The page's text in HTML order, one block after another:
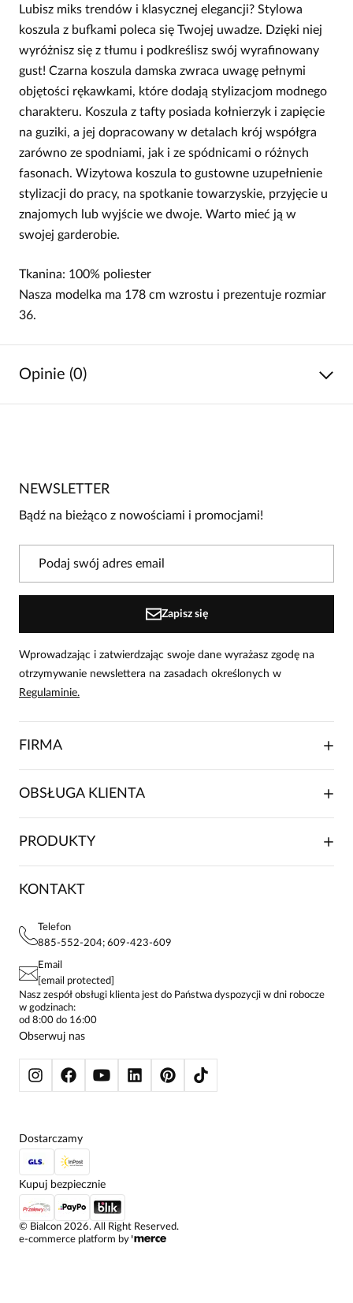
Lubisz miks trendów i klasycznej elegancji? Stylowa
koszula z bufkami poleca się Twojej uwadze. Dzięki niej
wyróżnisz się z tłumu i podkreślisz swój wyrafinowany
gust! Czarna koszula damska zwraca uwagę pełnymi
objętości rękawkami, które dodają stylizacjom modnego
charakteru. Koszula z tafty posiada kołnierzyk i zapięcie
na guziki, a jej dopracowany w detalach krój współgra
zarówno ze spodniami, jak i ze spódnicami o różnych
fasonach. Wizytowa koszula to gustowne uzupełnienie
stylizacji do pracy, na spotkanie towarzyskie, przyjęcie u
znajomych lub wyjście we dwoje. Warto mieć ją w
swojej garderobie.
Tkanina: 100% poliester
Nasza modelka ma 178 cm wzrostu i prezentuje rozmiar
36.
Opinie (0)
Bądź pierwszą osobą, która podzieli się opinią o tym
W naszej witrynie opinie mogą dodawać tylko
NEWSLETTER
Bądź na bieżąco z nowościami i promocjami!
Zapisz się
Wprowadzając i zatwierdzając swoje dane wyrażasz zgodę na
otrzymywanie newslettera na zasadach określonych w
Regulaminie.
FIRMA
O NAS
FRANCZYZA
KONTAKTY
OBSŁUGA KLIENTA
SKŁADANIE ZAMÓWIENIA
FAQ
POLITYKA PRYWATNOŚCI
STREFA STAŁEGO KLIENTA
PRODUKTY
SUKIENKI
KOSZULE DAMSKIE
SPODNIE DAMSKIE
ŻAKIETY I MARYNARKI
SWETRY
BLUZY
KONTAKT
Telefon
885-552-204; 609-423-609
Email
[email protected]
Nasz zespół obsługi klienta jest do Państwa dyspozycji w dni robocze
w godzinach:
od 8:00 do 16:00
Obserwuj nas
© Bialcon 2026. All Right Reserved.
e-commerce platform by
Dostarczamy
Kupuj bezpiecznie